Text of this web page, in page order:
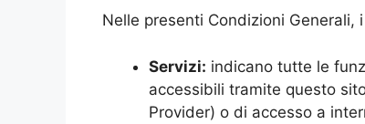
Nelle presenti Condizioni
Servizi: indicano tutte le
accessibili tramite questo
Provider) o di accesso a